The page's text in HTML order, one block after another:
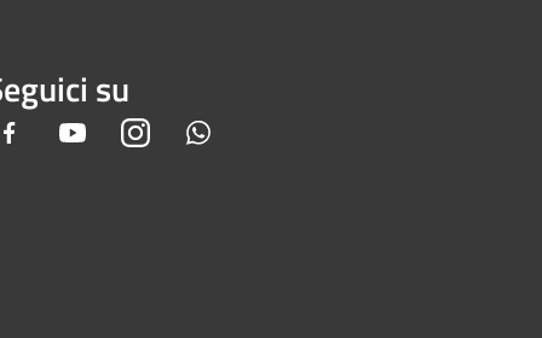
su
Facebook YoutubeInstagram